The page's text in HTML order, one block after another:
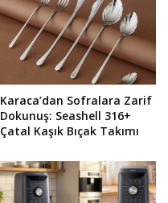
Karaca’dan Sofralara Zarif
Dokunuş: Seashell 316+
Çatal Kaşık Bıçak Takımı